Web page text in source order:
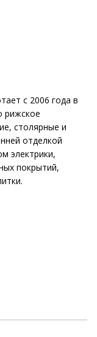
с 2006 года в
рижское
столярные и
отделкой
электрики,
покрытий,